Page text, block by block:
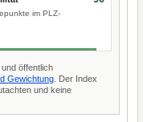
im PLZ-
öffentlich
Gewichtung . Der Index
und keine